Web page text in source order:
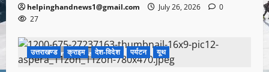
helpinghandnews1@gmail.com July 26, 2026
0
27
1 minute read
उत्तराखण्ड क्राइम देश-विदेश पर्यटन यूथ